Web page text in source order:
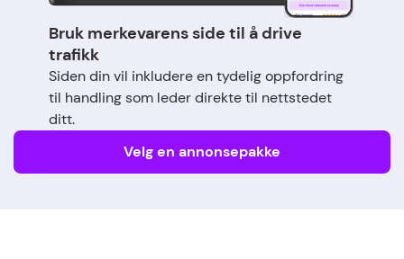
Bruk merkevarens side til å drive
trafikk
Siden din vil inkludere en tydelig oppfordring
til handling som leder direkte til nettstedet
ditt.
Velg en annonsepakke